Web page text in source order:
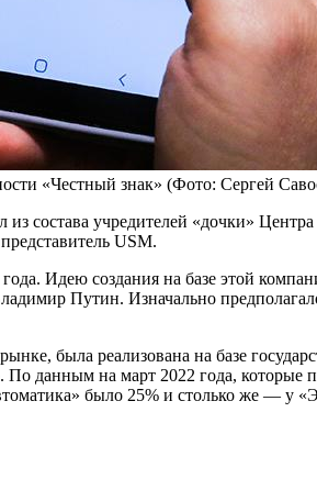
«Честный знак» (Фото: Сергей
учредителей «дочки»
USM.
создания на базе этой
Путин. Изначально
была реализована на базе
По данным на март 2022 года,
было 25% и столько же — у